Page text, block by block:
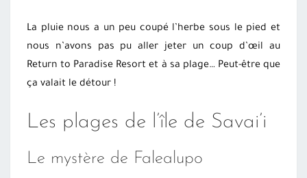
La pluie nous a un peu coupé l’herbe sous le pied et
nous n’avons pas pu aller jeter un coup d’œil au
Return to Paradise Resort et à sa plage… Peut-être que
ça valait le détour !
Les plages de l’île de Savai’i
Le mystère de Falealupo